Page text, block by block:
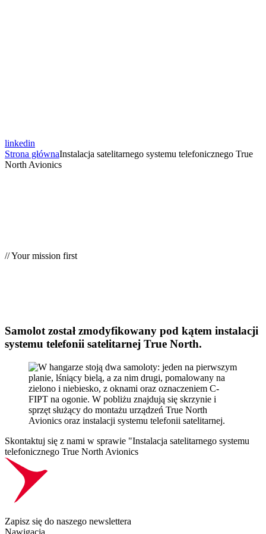
linkedin
Strona głównaInstalacja satelitarnego systemu telefonicznego True
North Avionics
// Your mission first
Samolot został zmodyfikowany pod kątem instalacji
systemu telefonii satelitarnej True North.
Skontaktuj się z nami w sprawie "Instalacja satelitarnego systemu
telefonicznego True North Avionics
Zapisz się do naszego newslettera